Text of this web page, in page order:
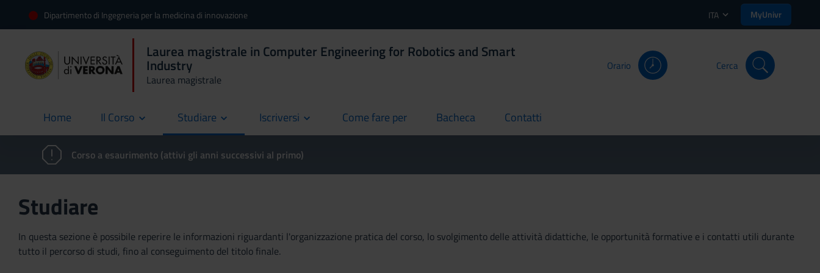
Dipartimento di Ingegneria per la medicina di innovazione ITA MyUnivr
Laurea magistrale in Computer Engineering for Robotics and Smart
Industry
Laurea magistrale
Orario Cerca
Home
current Il Corso Studiare Iscriversi Come fare per
current Bacheca
current Contatti
current
Corso a esaurimento (attivi gli anni successivi al primo)
Studiare
In questa sezione è possibile reperire le informazioni riguardanti l'organizzazione pratica del corso, lo svolgimento delle attività didattiche, le opportunità formative e i contatti utili durante
tutto il percorso di studi, fino al conseguimento del titolo finale.